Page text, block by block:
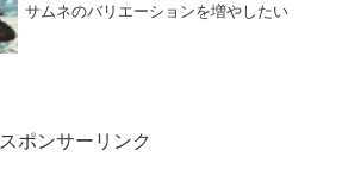
サムネのバリエーションを増やしたい
スポンサーリンク